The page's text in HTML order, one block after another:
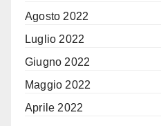
Agosto 2022
Luglio 2022
Giugno 2022
Maggio 2022
Aprile 2022